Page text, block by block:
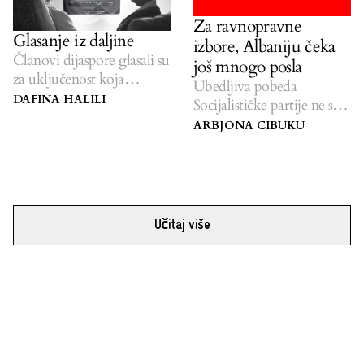
Glasanje iz daljine
Članovi dijaspore glasali su
za uključenost koja
prevazilazi same izbore.
DAFINA HALILI
Za ravnopravne
izbore, Albaniju čeka
još mnogo posla
Ubedljiva pobeda
Socijalističke partije ne sme
da zaseni probleme
ARBJONA CIBUKU
Učitaj više